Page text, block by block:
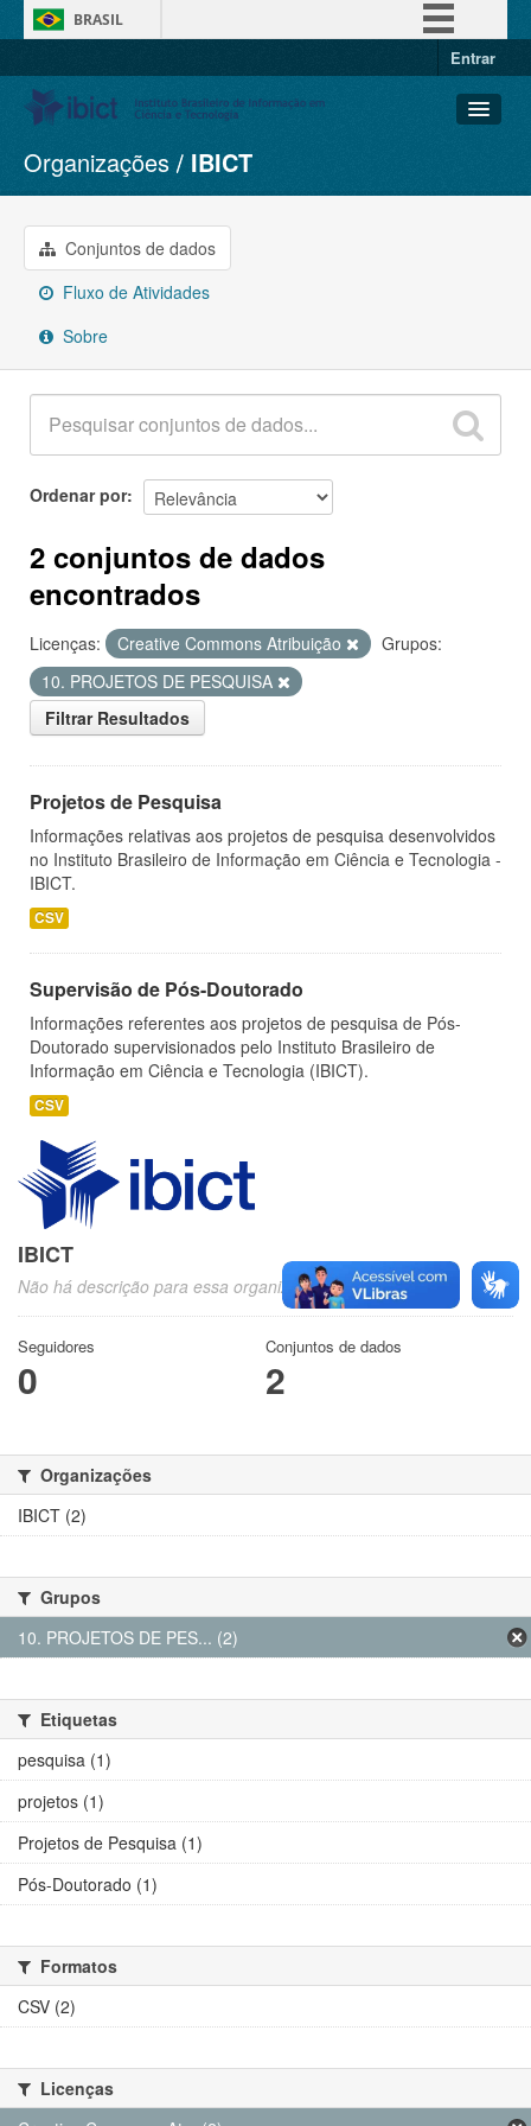
BRASIL
Entrar
Conjuntos de dados
Organizações
Grupos
Sobre
Organizações IBICT
Conjuntos de dados
Fluxo de Atividades
Sobre
Ordenar por
2 conjuntos de dados
encontrados
Licenças: Creative Commons Atribuição
Grupos:
10. PROJETOS DE PESQUISA
Filtrar Resultados
Projetos de Pesquisa
Informações relativas aos projetos de pesquisa desenvolvidos
no Instituto Brasileiro de Informação em Ciência e Tecnologia -
IBICT.
CSV
Supervisão de Pós-Doutorado
Informações referentes aos projetos de pesquisa de Pós-
Doutorado supervisionados pelo Instituto Brasileiro de
Informação em Ciência e Tecnologia (IBICT).
CSV
IBICT
Não há descrição para essa organização
Seguidores
0
Conjuntos de dados
2
Organizações
IBICT (2)
Grupos
10. PROJETOS DE PES... (2)
Etiquetas
pesquisa (1)
projetos (1)
Projetos de Pesquisa (1)
Pós-Doutorado (1)
Formatos
CSV (2)
Licenças